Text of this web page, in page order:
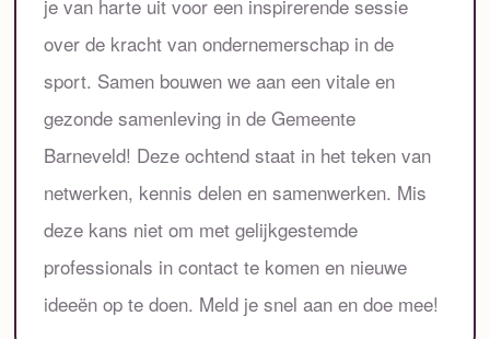
je van harte uit voor een inspirerende sessie
over de kracht van ondernemerschap in de
sport. Samen bouwen we aan een vitale en
gezonde samenleving in de Gemeente
Barneveld! Deze ochtend staat in het teken van
netwerken, kennis delen en samenwerken. Mis
deze kans niet om met gelijkgestemde
professionals in contact te komen en nieuwe
ideeën op te doen. Meld je snel aan en doe mee!